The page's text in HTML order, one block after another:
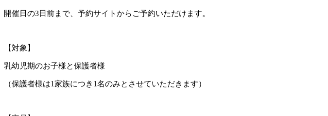
開催日の3日前まで、予約サイトからご予約いただけます。
【対象】
乳幼児期のお子様と保護者様
（保護者様は1家族につき1名のみとさせていただきます）